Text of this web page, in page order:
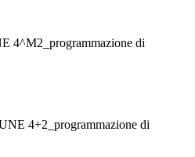
4^M2_programmazione di
4+2_programmazione di